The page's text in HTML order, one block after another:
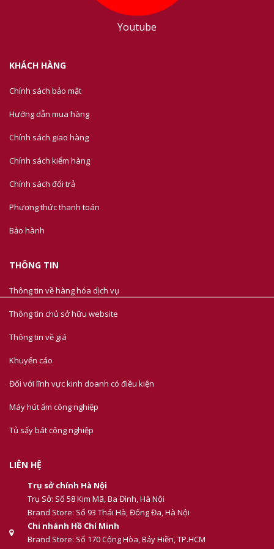
Youtube
KHÁCH HÀNG
Chính sách bảo mật
Hướng dẫn mua hàng
Chính sách giao hàng
Chính sách kiểm hàng
Chính sách đổi trả
Phương thức thanh toán
Bảo hành
THÔNG TIN
Thông tin về hàng hóa dịch vụ
Thông tin chủ sở hữu website
Thông tin về giá
Khuyến cáo
Đối với lĩnh vực kinh doanh có điều kiện
Máy hút ẩm công nghiệp
Tủ sấy bát công nghiệp
LIÊN HỆ
Trụ sở chính Hà Nội
Trụ Sở: Số 58 Kim Mã, Ba Đình, Hà Nội
Brand Store: Số 93 Thái Hà, Đống Đa, Hà Nội
Chi nhánh Hồ Chí Minh
Brand Store: Số 170 Cộng Hòa, Bảy Hiền, TP.HCM